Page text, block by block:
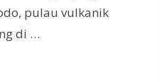
pulau vulkanik
di …